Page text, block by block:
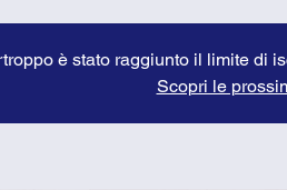
è stato raggiunto il limite di
Scopri le